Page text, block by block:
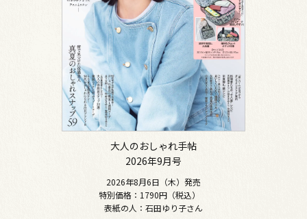
大人のおしゃれ手帖
2026年9月号
2026年8月6日（木）発売
特別価格：1790円（税込）
表紙の人：石田ゆり子さん